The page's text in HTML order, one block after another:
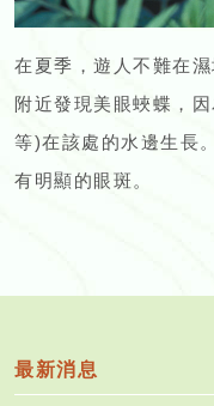
在夏季，遊人不難在
附近發現美眼蛺蝶，
等)在該處的水邊生長
有明顯的眼斑。
最新消息